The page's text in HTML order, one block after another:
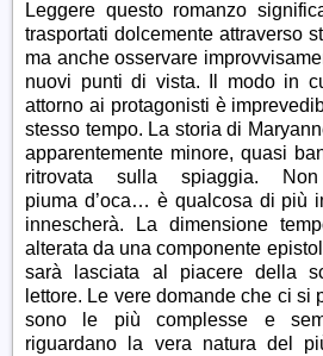
Leggere questo romanzo
trasportati dolcemente attraverso
ma anche osservare
nuovi punti di vista. Il modo in
attorno ai protagonisti è
stesso tempo. La storia di
apparentemente minore, quasi
ritrovata sulla spiaggia.
piuma d’oca… è qualcosa di più
innescherà. La dimensione
alterata da una componente
sarà lasciata al piacere della
lettore. Le vere domande che ci si
sono le più complesse e
riguardano
la vera natura del